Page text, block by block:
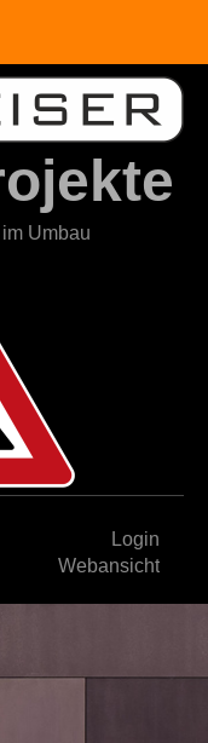
Umbau
Login
Webansicht